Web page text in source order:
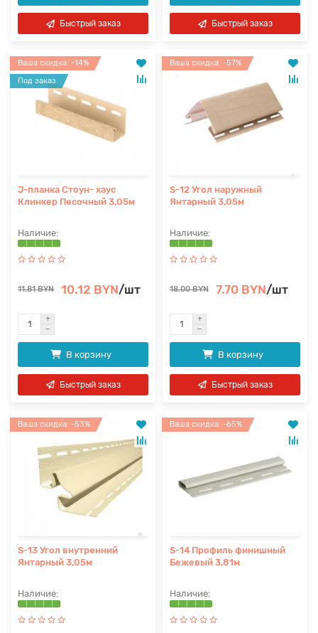
Быстрый заказ Быстрый заказ
Ваша скидка: -14%
Под заказ
J-планка Стоун- хаус
Клинкер Песочный 3,05м
11.81 BYN 10.12 BYN/шт
В корзину
Быстрый заказ
Ваша скидка: -57%
S-12 Угол наружный
Янтарный 3,05м
18.00 BYN 7.70 BYN/шт
В корзину
Быстрый заказ
Ваша скидка: -53%
S-13 Угол внутренний
Янтарный 3,05м
Ваша скидка: -65%
S-14 Профиль финишный
Бежевый 3,81м